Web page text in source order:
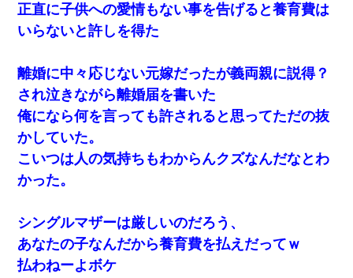
とっさに女児を捕まえたら変質者扱いされた。母親「あっち行っ
てよ！気持ち悪い！（ｼｯｼｯ」→ 後日、俺を見つけた母親がすっ飛
ホテルに泊まったんだけど従業員が最悪だった。折角の旅行で何
故私が怒鳴られなきゃいけなかったのだ
童貞俺、宅飲みした女友達2人を家に泊めた結果ｗｗｗｗｗｗ
近所のお寺に住み込みで手伝いしてる知的障害のオッサンがい
【復讐】義兄嫁「生活費、足りない分を貸してほしい」私「貸す
わけないでしょｗｗｗｗ」→ 理由を話したら泣き出して・・私
（あまりにも希望通り）
正直に子供への愛情もない事を告げると養育費は
いらないと許しを得た
離婚に中々応じない元嫁だったが義両親に説得？
され泣きながら離婚届を書いた
俺になら何を言っても許されると思ってただの抜
かしていた。
こいつは人の気持ちもわからんクズなんだなとわ
かった。
シングルマザーは厳しいのだろう、
あなたの子なんだから養育費を払えだってｗ
払わねーよボケ